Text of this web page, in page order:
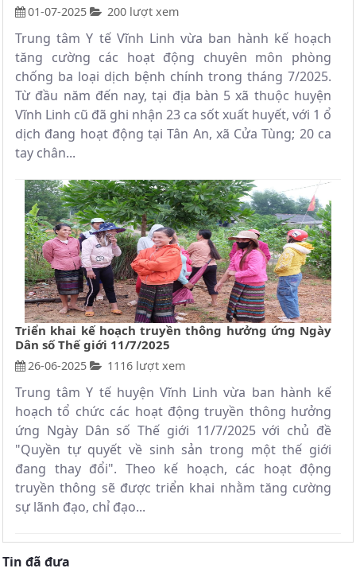
01-07-2025 200 lượt xem
Trung tâm Y tế Vĩnh Linh vừa ban hành kế hoạch
tăng cường các hoạt động chuyên môn phòng
chống ba loại dịch bệnh chính trong tháng 7/2025.
Từ đầu năm đến nay, tại địa bàn 5 xã thuộc huyện
Vĩnh Linh cũ đã ghi nhận 23 ca sốt xuất huyết, với 1 ổ
dịch đang hoạt động tại Tân An, xã Cửa Tùng; 20 ca
tay chân...
Triển khai kế hoạch truyền thông hưởng ứng Ngày
Dân số Thế giới 11/7/2025
26-06-2025 1116 lượt xem
Trung tâm Y tế huyện Vĩnh Linh vừa ban hành kế
hoạch tổ chức các hoạt động truyền thông hưởng
ứng Ngày Dân số Thế giới 11/7/2025 với chủ đề
"Quyền tự quyết về sinh sản trong một thế giới
đang thay đổi". Theo kế hoạch, các hoạt động
truyền thông sẽ được triển khai nhằm tăng cường
sự lãnh đạo, chỉ đạo...
Tin đã đưa